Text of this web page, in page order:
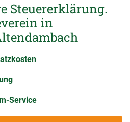
Steuererklärung.
in
Service